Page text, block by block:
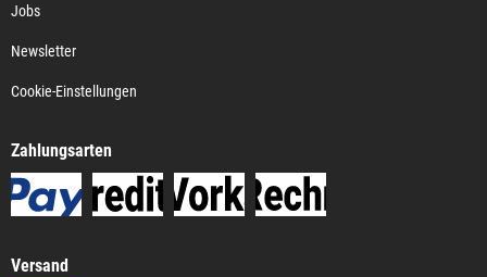
Jobs
Newsletter
Cookie-Einstellungen
Zahlungsarten
Versand